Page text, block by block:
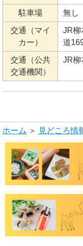
駐車場 無し
交通（マイ
カー）
JR柳
道
交通（公共
交通機関）
JR柳
ホーム ＞ 見どころ情